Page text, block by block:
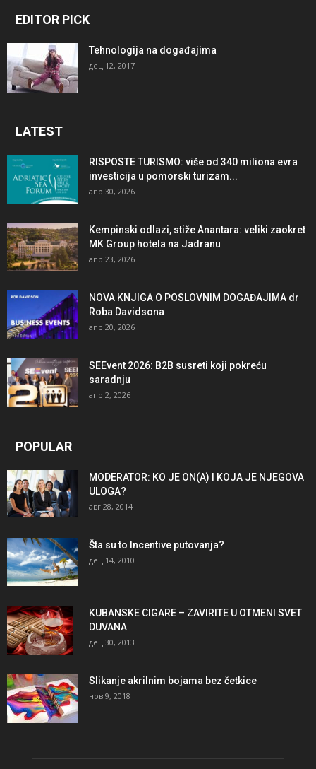
EDITOR PICK
Tehnologija na događajima
дец 12, 2017
LATEST
RISPOSTE TURISMO: više od 340 miliona evra
investicija u pomorski turizam...
апр 30, 2026
Kempinski odlazi, stiže Anantara: veliki zaokret
MK Group hotela na Jadranu
апр 23, 2026
NOVA KNJIGA O POSLOVNIM DOGAĐAJIMA dr
Roba Davidsona
апр 20, 2026
SEEvent 2026: B2B susreti koji pokreću
saradnju
апр 2, 2026
POPULAR
MODERATOR: KO JE ON(A) I KOJA JE NJEGOVA
ULOGA?
авг 28, 2014
Šta su to Incentive putovanja?
дец 14, 2010
KUBANSKE CIGARE – ZAVIRITE U OTMENI SVET
DUVANA
дец 30, 2013
Slikanje akrilnim bojama bez četkice
нов 9, 2018